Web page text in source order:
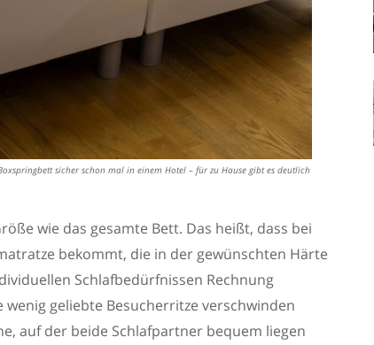
sicher schon mal in einem Hotel – für zu Hause gibt es deutlich
wie das gesamte Bett. Das heißt, dass bei
bekommt, die in der gewünschten Härte
Schlafbedürfnissen Rechnung
geliebte Besucherritze verschwinden
auf der beide Schlafpartner bequem liegen